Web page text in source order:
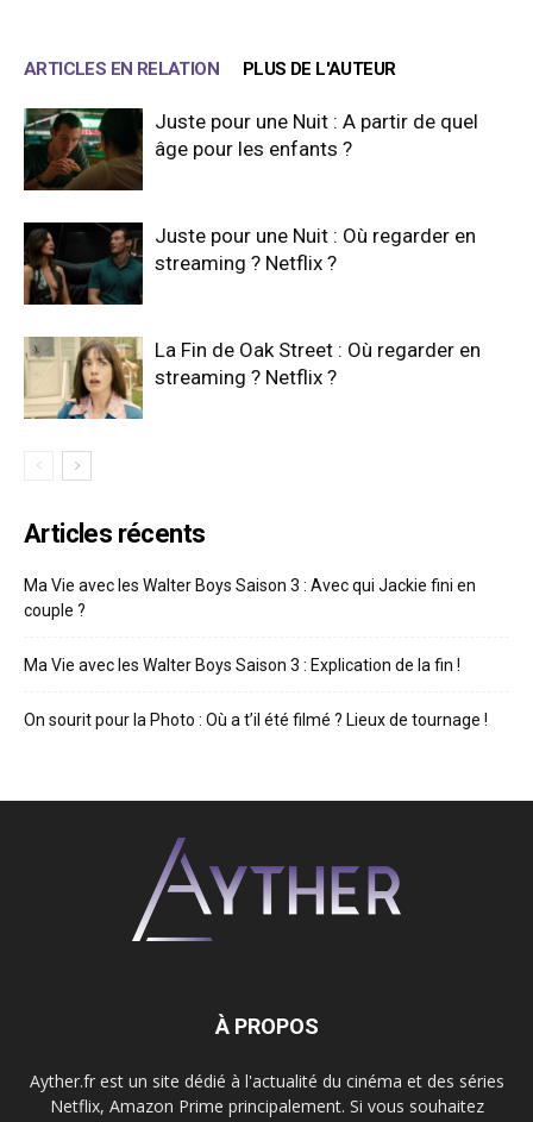
ARTICLES EN RELATION PLUS DE L'AUTEUR
Juste pour une Nuit : A partir de quel
âge pour les enfants ?
Juste pour une Nuit : Où regarder en
streaming ? Netflix ?
La Fin de Oak Street : Où regarder en
streaming ? Netflix ?
Articles récents
Ma Vie avec les Walter Boys Saison 3 : Avec qui Jackie fini en
couple ?
Ma Vie avec les Walter Boys Saison 3 : Explication de la fin !
On sourit pour la Photo : Où a t’il été filmé ? Lieux de tournage !
À PROPOS
Ayther.fr est un site dédié à l'actualité du cinéma et des séries
Netflix, Amazon Prime principalement. Si vous souhaitez